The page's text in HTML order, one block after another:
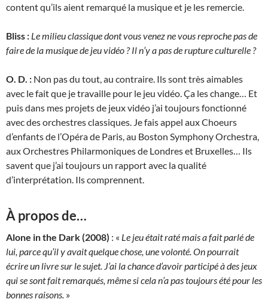
content qu’ils aient remarqué la musique et je les remercie.
Bliss : Le milieu classique dont vous venez ne vous reproche pas de
faire de la musique de jeu vidéo ? Il n’y a pas de rupture culturelle ?
O. D. : Non pas du tout, au contraire. Ils sont très aimables
avec le fait que je travaille pour le jeu vidéo. Ça les change… Et
puis dans mes projets de jeux vidéo j’ai toujours fonctionné
avec des orchestres classiques. Je fais appel aux Choeurs
d’enfants de l’Opéra de Paris, au Boston Symphony Orchestra,
aux Orchestres Philarmoniques de Londres et Bruxelles… Ils
savent que j’ai toujours un rapport avec la qualité
d’interprétation. Ils comprennent.
À propos de…
Alone in the Dark (2008) : « Le jeu était raté mais a fait parlé de
lui, parce qu’il y avait quelque chose, une volonté. On pourrait
écrire un livre sur le sujet. J’ai la chance d’avoir participé à des jeux
qui se sont fait remarqués, même si cela n’a pas toujours été pour les
bonnes raisons. »